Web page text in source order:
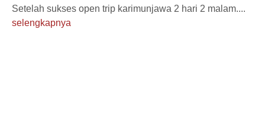
Setelah sukses open trip karimunjawa 2 hari 2 malam....
selengkapnya